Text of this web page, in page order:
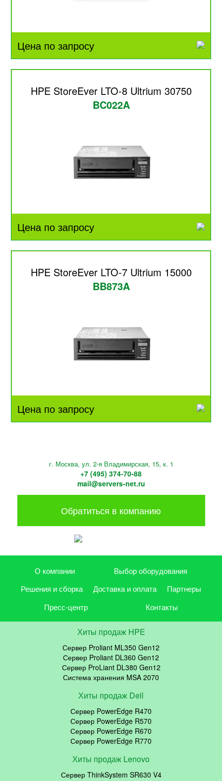
Цена по запросу
HPE StoreEver LTO-8 Ultrium 30750
BC022A
Цена по запросу
HPE StoreEver LTO-7 Ultrium 15000
BB873A
Цена по запросу
г. Москва, ул. 2-я Владимирская, 15, к. 1
+7 (495) 374-70-88
mail@servers-net.ru
Обратиться в компанию
О компании
Выбор оборудования
Решения и сборка
Доставка и оплата
Партнеры
Пресс-центр
Контакты
Хиты продаж HPE
Сервер Proliant ML350 Gen12
Сервер Proliant DL360 Gen12
Сервер ProLiant DL380 Gen12
Система хранения MSA 2070
Хиты продаж Dell
Сервер PowerEdge R470
Сервер PowerEdge R570
Сервер PowerEdge R670
Сервер PowerEdge R770
Хиты продаж Lenovo
Сервер ThinkSystem SR630 V4